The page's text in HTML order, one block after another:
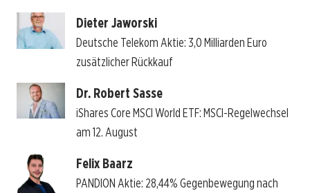
Dieter Jaworski
Deutsche Telekom Aktie: 3,0 Milliarden Euro
zusätzlicher Rückkauf
Dr. Robert Sasse
iShares Core MSCI World ETF: MSCI-Regelwechsel
am 12. August
Felix Baarz
PANDION Aktie: 28,44% Gegenbewegung nach